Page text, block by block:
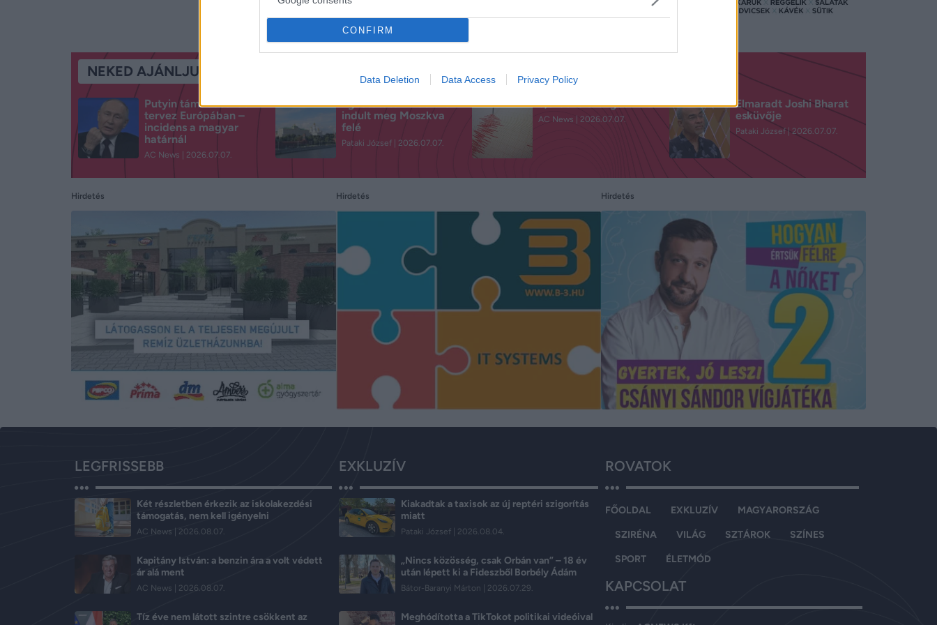
CONFIRM
Data Deletion Data Access Privacy Policy
NEKED AJÁNLJUK
Putyin támadásokat
tervez Európában –
incidens a magyar
határnál
AC News 2026.07.07.
Égi csatatér: 400 drón
indult meg Moszkva
felé
Pataki József 2026.07.07.
5,8-as földrengés volt
AC News 2026.07.07.
Elmaradt Joshi Bharat
esküvője
Pataki József 2026.07.07.
Hirdetés Hirdetés Hirdetés
LEGFRISSEBB
Két részletben érkezik az iskolakezdési
támogatás, nem kell igényelni
AC News 2026.08.07.
Kapitány István: a benzin ára a volt védett
ár alá ment
AC News 2026.08.07.
Tíz éve nem látott szintre csökkent az
EXKLUZÍV
Kiakadtak a taxisok az új reptéri szigorítás
miatt
Pataki József 2026.08.04.
„Nincs közösség, csak Orbán van” – 18 év
után lépett ki a Fideszből Borbély Ádám
Bátor-Baranyi Márton 2026.07.29.
Meghódította a TikTokot politikai videóival
ROVATOK
FŐOLDAL EXKLUZÍV MAGYARORSZÁG
SZIRÉNA VILÁG SZTÁROK SZÍNES
SPORT ÉLETMÓD
KAPCSOLAT